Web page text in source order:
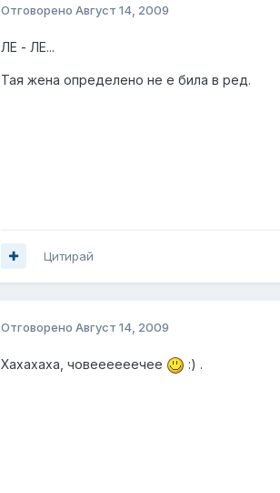
Отговорено Август 14, 2009
ЛЕ - ЛЕ...
Тая жена определено не е била в ред.
Цитирай
Отговорено Август 14, 2009
Хахахаха, човеееееечее :) .